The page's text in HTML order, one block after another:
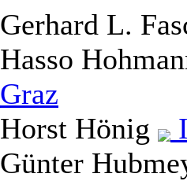
Gerhard L.
Hasso
Graz
Horst Hönig
Günter